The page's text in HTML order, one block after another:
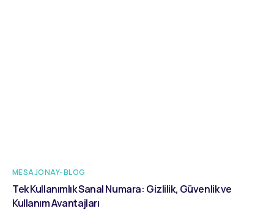
MESAJONAY-BLOG
Tek Kullanımlık Sanal Numara: Gizlilik, Güvenlik ve
Kullanım Avantajları